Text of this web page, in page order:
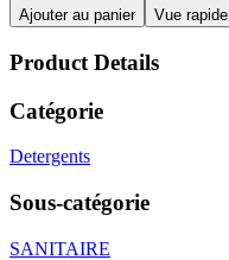
Ajouter au panier Vue rapide
Product Details
Catégorie
Detergents
Sous-catégorie
SANITAIRE